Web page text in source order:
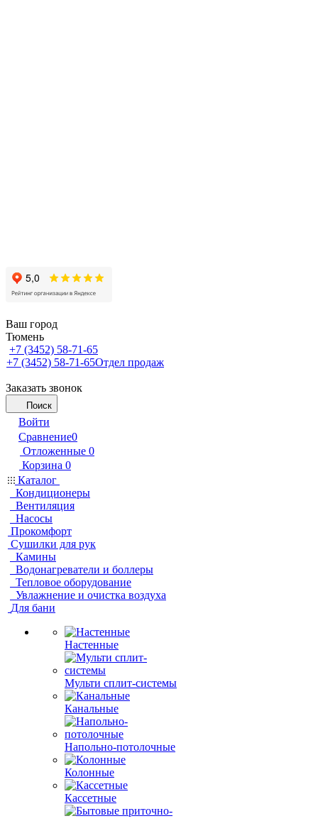
Ваш город
Тюмень
+7 (3452) 58-71-65
+7 (3452) 58-71-65Отдел продаж
Заказать звонок
Поиск
Войти
Сравнение0
Отложенные 0
Корзина 0
Каталог
Кондиционеры
Вентиляция
Насосы
Прокомфорт
Сушилки для рук
Камины
Водонагреватели и боллеры
Тепловое оборудование
Увлажнение и очистка воздуха
Для бани
Настенные
Мульти сплит-системы
Канальные
Напольно-потолочные
Колонные
Кассетные